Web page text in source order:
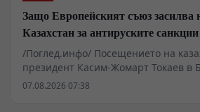
Защо Европейският съюз засилва
Казахстан за антируските санкции
/Поглед.инфо/ Посещението на
президент Касим-Жомарт Токаев в
последвалите споразумения
07.08.2026 07:38